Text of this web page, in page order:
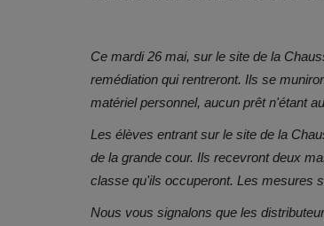
Ce mardi 26 mai, sur le site de la
remédiation qui rentreront. Ils se
matériel personnel, aucun prêt n'étant
Les élèves entrant sur le site de la
de la grande cour. Ils recevront deux
classe qu'ils occuperont. Les mesures
Nous vous signalons que les